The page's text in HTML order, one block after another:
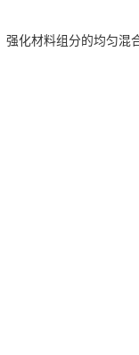
强化材料组分的均匀混